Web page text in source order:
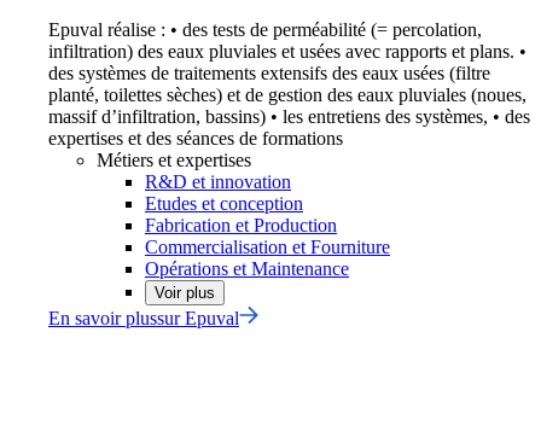
Epuval réalise : • des tests de perméabilité (= percolation,
infiltration) des eaux pluviales et usées avec rapports et plans. •
des systèmes de traitements extensifs des eaux usées (filtre
planté, toilettes sèches) et de gestion des eaux pluviales (noues,
massif d’infiltration, bassins) • les entretiens des systèmes, • des
expertises et des séances de formations
Métiers et expertises
R&D et innovation
Etudes et conception
Fabrication et Production
Commercialisation et Fourniture
Opérations et Maintenance
Voir plus
En savoir plussurEpuval